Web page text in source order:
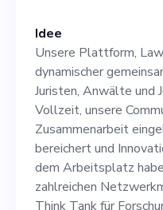
strategische
mit
Idee
Unsere Plattform,
dynamischer
Juristen, Anwälte und
Vollzeit, unsere
Zusammenarbeit
bereichert und
dem Arbeitsplatz
zahlreichen
Think Tank für